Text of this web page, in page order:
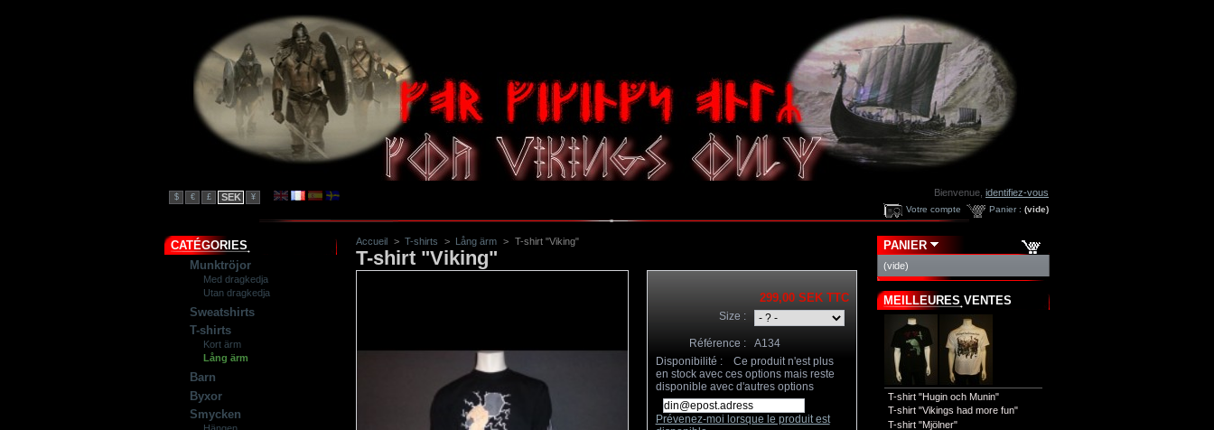
$ € £ SEK ¥ Bienvenue, identifiez-vous
Panier : (vide)
Votre compte
CATÉGORIES
Munktröjor
Med dragkedja
Utan dragkedja
Sweatshirts
T-shirts
Kort ärm
Lång ärm
Barn
Byxor
Smycken
Accueil > T-shirts > Lång ärm > T-shirt "Viking"
T-shirt "Viking"
299,00 SEKTTC
Size :
Référence :
A134
Disponibilité :
Ce produit n'est plus
en stock avec ces options mais reste
disponible avec d'autres options
Prévenez-moi lorsque le produit est
PANIER
(vide)
MEILLEURES VENTES
T-shirt "Hugin och Munin"
T-shirt "Vikings had more fun"
T-shirt "Mjölner"